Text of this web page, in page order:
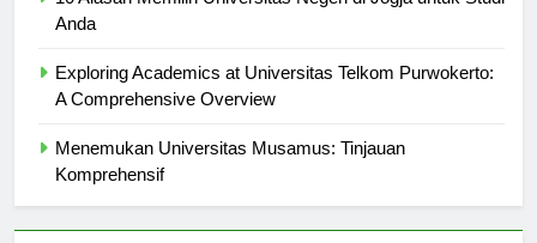
10 Alasan Memilih Universitas Negeri di Jogja untuk Studi
Exploring Academics at Universitas Telkom Purwokerto:
Menemukan Universitas Musamus: Tinjauan